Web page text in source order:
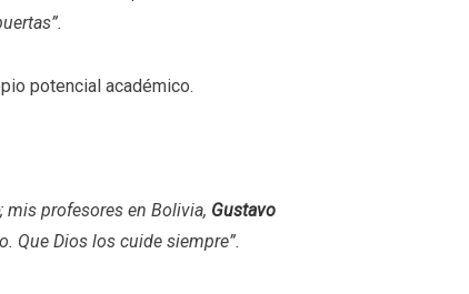
potencial académico.
; mis profesores en Bolivia, Gustavo
Que Dios los cuide siempre”.